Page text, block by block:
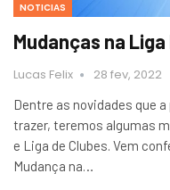
NOTICIAS
Mudanças na
Lucas Felix 28 fev, 2022
Dentre as novidades que
trazer, teremos algumas
e Liga de Clubes. Vem
Mudança na…